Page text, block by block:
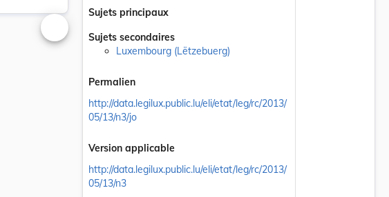
Changer la taille du texte
Sujets principaux
Sujets secondaires
Luxembourg (Lëtzebuerg)
Permalien
http://data.legilux.public.lu/eli/etat/leg/rc/2013/
05/13/n3/jo
Version applicable
http://data.legilux.public.lu/eli/etat/leg/rc/2013/
05/13/n3